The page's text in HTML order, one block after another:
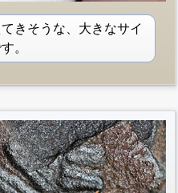
きそうな、大きなサイ
。